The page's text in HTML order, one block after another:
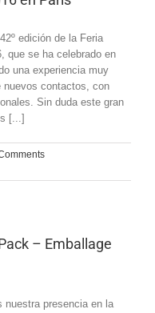
edición de la Feria
que se ha celebrado en
una experiencia muy
nuevos contactos, con
Sin duda este gran
[...]
– Emballage
nuestra presencia en la